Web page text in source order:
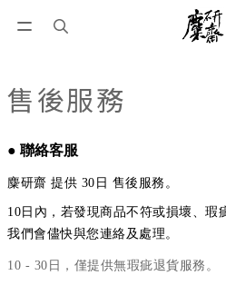
售後服務
● 聯絡客服
麋研齋 提供 30日 售後服務。
10日內， 若發現商品不符或損壞、瑕
我們會儘快與您連絡及處理。
10 - 30日，僅提供無瑕疵退貨服務 。